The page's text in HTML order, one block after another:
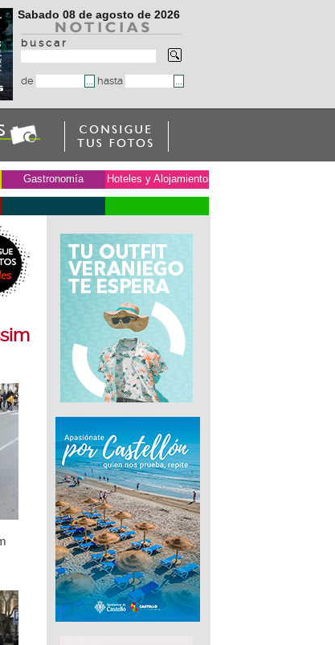
Sabado 08 de agosto de 2026
b u s c a r
de hasta
Gastronomía Hoteles y Alojamiento